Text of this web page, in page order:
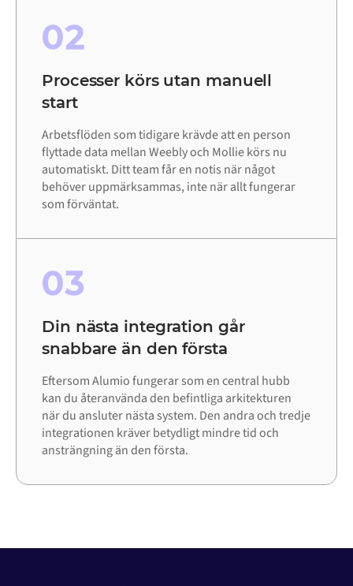
02
Processer körs utan manuell
start
Arbetsflöden som tidigare krävde att en person
flyttade data mellan Weebly och Mollie körs nu
automatiskt. Ditt team får en notis när något
behöver uppmärksammas, inte när allt fungerar
som förväntat.
03
Din nästa integration går
snabbare än den första
Eftersom Alumio fungerar som en central hubb
kan du återanvända den befintliga arkitekturen
när du ansluter nästa system. Den andra och tredje
integrationen kräver betydligt mindre tid och
ansträngning än den första.